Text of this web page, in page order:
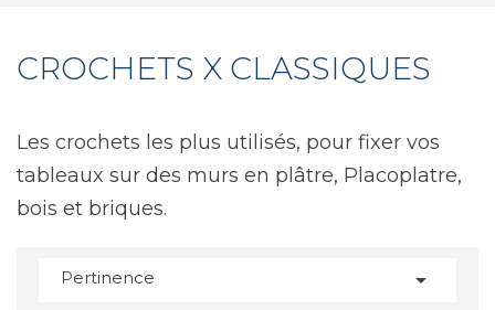
CROCHETS X CLASSIQUES
Les crochets les plus utilisés, pour fixer vos
tableaux sur des murs en plâtre, Placoplatre,
bois et briques.
Pertinence 